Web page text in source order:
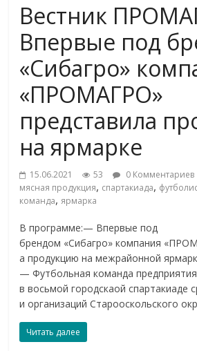
Вестник
Впервые под
«Сибагро»
«ПРОМАГРО»
представила
на ярмарке
15.06.2021 53 0 Комментариев
мясная продукция, спартакиада,
команда, ярмарка
В программе:— Впервые под
брендом «Сибагро» компания
а продукцию на межрайонной
— Футбольная команда предприятия
в восьмой городскаой спартакиаде
и организаций Старооскольского
Читать далее